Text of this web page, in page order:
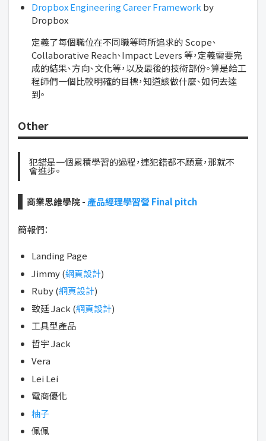
Dropbox Engineering Career Frameworkby
Dropbox
定義了每個職位在不同職等時所追求的 Scope、
Collaborative Reach、Impact Levers 等，定義需要完
成的結果、方向、文化等，以及最後的技術部份。算是給工
程師們一個比較明確的目標，知道該做什麼、如何去達
到。
Other
犯錯是一個累積學習的過程，連犯錯都不願意，那就不
會進步。
商業思維學院 - 產品經理學習營 Final pitch
簡報們：
Landing Page
Jimmy (網頁設計)
Ruby (網頁設計)
致廷 Jack (網頁設計)
工具型產品
哲宇 Jack
Vera
Lei Lei
電商優化
柚子
佩佩